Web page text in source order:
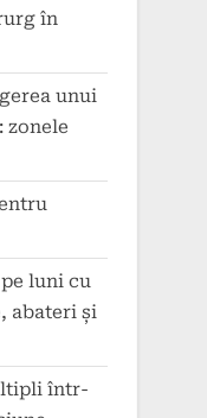
în
unui
zonele
luni cu
abateri și
într-